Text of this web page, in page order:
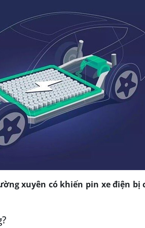
xuyên có khiến pin xe điện bị